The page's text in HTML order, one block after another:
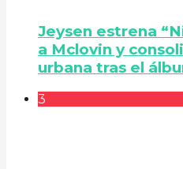
Jeysen estrena
a Mclovin y
urbana tras el
3